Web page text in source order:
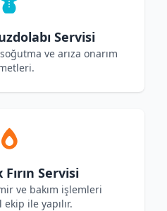
Servisi
ve arıza onarım
Servisi
ve bakım işlemleri
ile yapılır.